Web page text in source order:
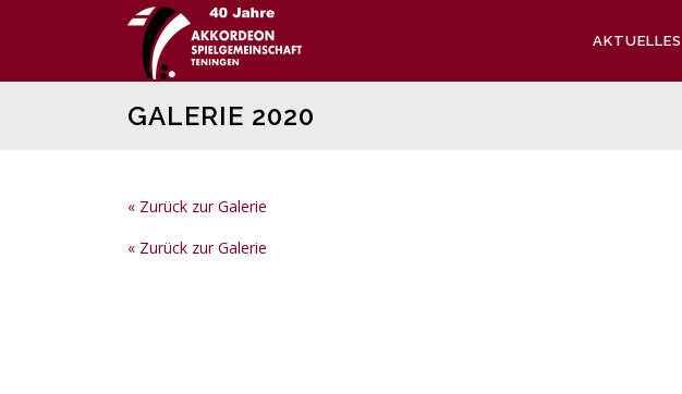
AKTUELLES
GALERIE 2020
« Zurück zur Galerie
« Zurück zur Galerie